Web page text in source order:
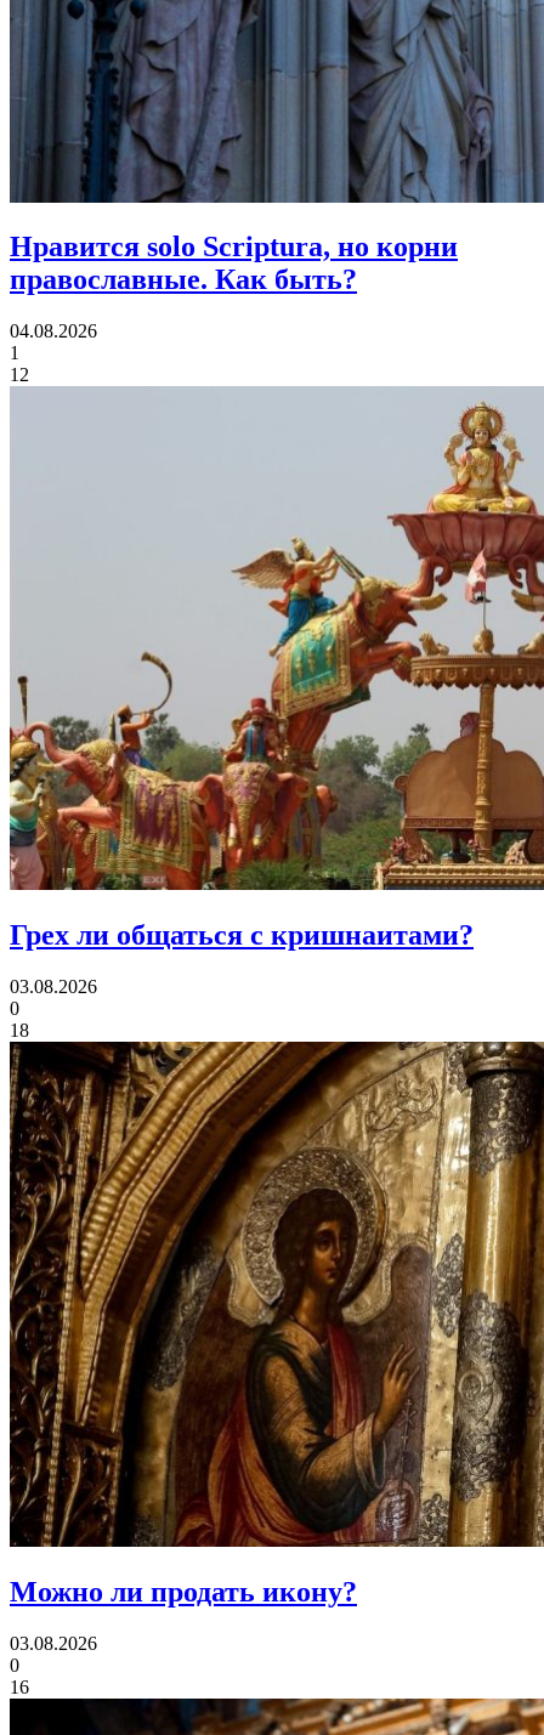
Нравится solo Scriptura, но корни
православные. Как быть?
04.08.2026
1
12
Грех ли общаться с кришнаитами?
03.08.2026
0
18
Можно ли продать икону?
03.08.2026
0
16